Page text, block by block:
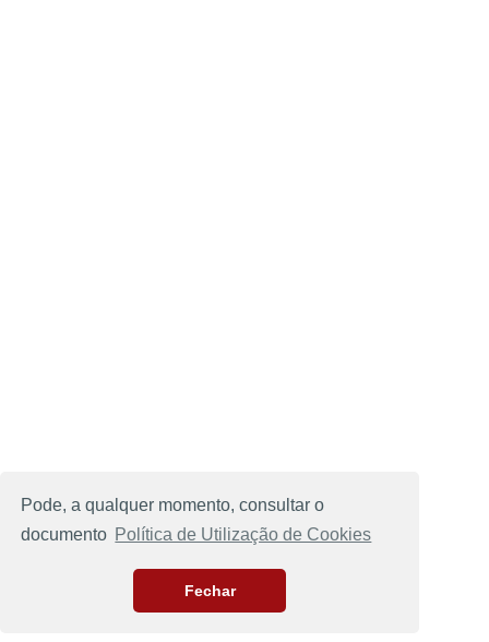
Pode, a qualquer momento, consultar o
documento Política de Utilização de Cookies
Fechar